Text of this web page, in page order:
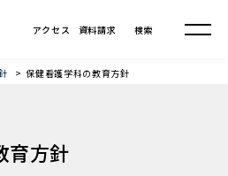
保健看護学科の教育方針
育方針